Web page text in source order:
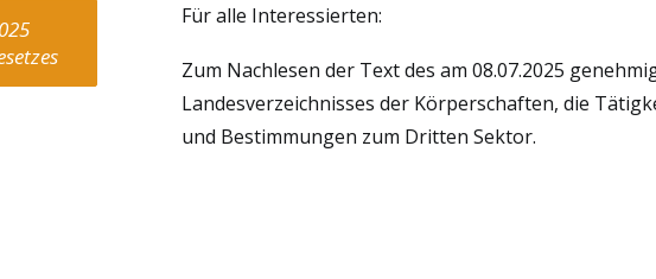
Für alle Interessierten:
Zum Nachlesen der Text des am 08.07.2025
Landesverzeichnisses der Körperschaften, die
und Bestimmungen zum Dritten Sektor.